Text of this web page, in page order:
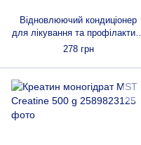
Відновлюючий кондиціонер
для лікування та профілактики
випадіння волосся Daeng Gi
ml
278 грн